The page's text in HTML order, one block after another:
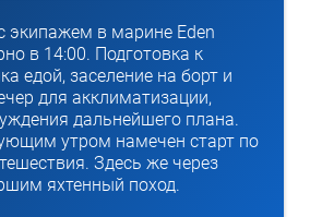
экипажем в марине Eden
в 14:00. Подготовка к
едой, заселение на борт и
для акклиматизации,
дальнейшего плана.
утром намечен старт по
Здесь же через
яхтенный поход.